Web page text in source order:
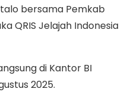
bersama Pemkab
QRIS Jelajah Indonesia
di Kantor BI
2025.